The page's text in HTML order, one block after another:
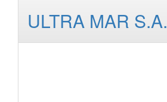
ULTRA MAR S.A.